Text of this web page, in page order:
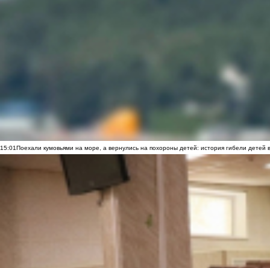
15:01Поехали кумовьями на море, а вернулись на похороны детей: история гибели детей